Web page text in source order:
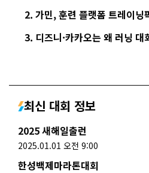
가민, 훈련 플랫폼 트레이닝
디즈니·카카오는 왜 러닝 대
최신 대회 정보
2025 새해일출런
2025.01.01 오전 9:00
한성백제마라톤대회